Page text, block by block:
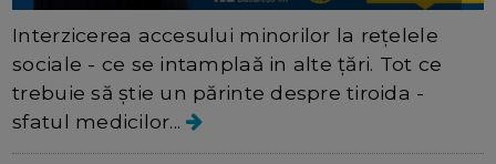
Interzicerea accesului minorilor la rețelele
sociale - ce se intamplaă in alte țări. Tot ce
trebuie să știe un părinte despre tiroida -
sfatul medicilor...